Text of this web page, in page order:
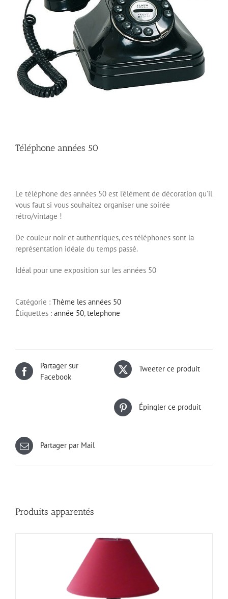
Téléphone années 50
Le téléphone des années 50 est l’élément de décoration qu’il
vous faut si vous souhaitez organiser une soirée
rétro/vintage !
De couleur noir et authentiques, ces téléphones sont la
représentation idéale du temps passé.
Idéal pour une exposition sur les années 50
Catégorie : Thème les années 50
Étiquettes : année 50,telephone
Partager sur
Facebook
Tweeter ce produit
Épingler ce produit
Partager par Mail
Produits apparentés